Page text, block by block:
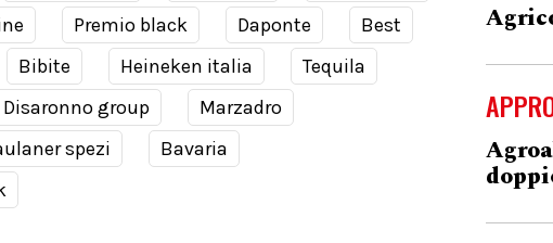
Premio black Daponte
Best
Bibite Heineken italia
Tequila
Disaronno group
Marzadro
spezi
Bavaria